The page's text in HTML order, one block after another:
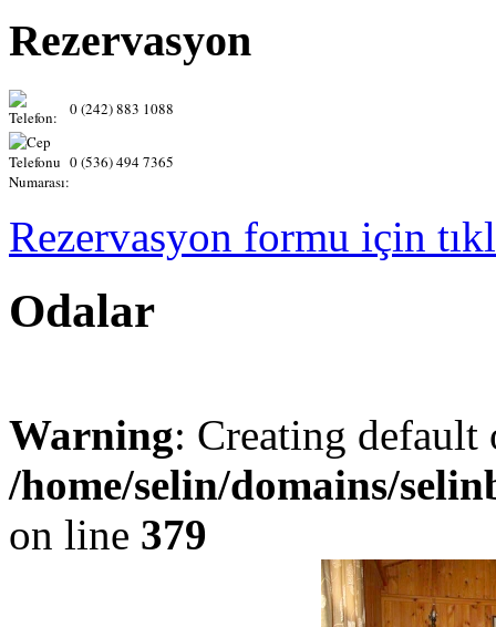
Rezervasyon
0 (242) 883 1088
0 (536) 494 7365
Rezervasyon formu için
Odalar
Warning: Creating
/home/selin/domains/
on line 379